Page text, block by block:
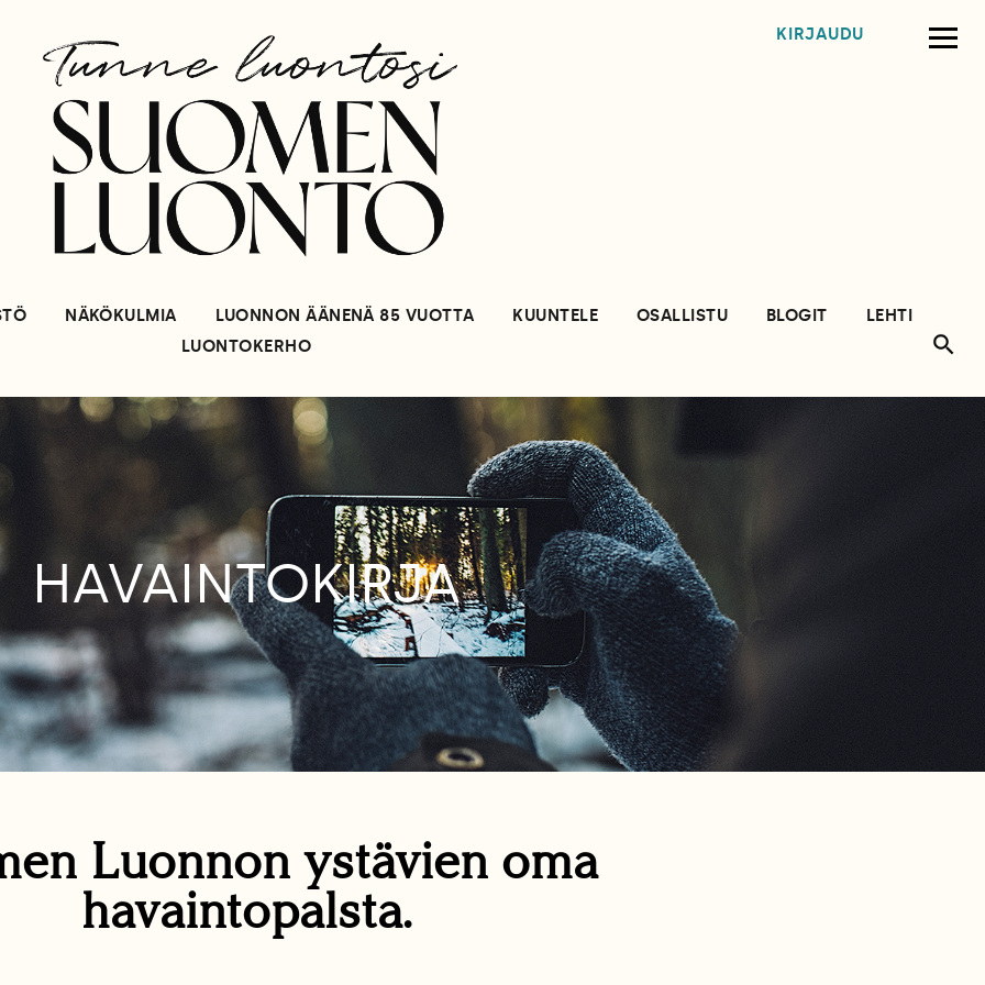
KIRJAUDU
NÄKÖKULMIA LUONNON ÄÄNENÄ 85 VUOTTA KUUNTELE OSALLISTU BLOGIT
LEHTI
LUONTOKERHO
HAVAINTOKIRJA
Luonnon ystävien oma
havaintopalsta.